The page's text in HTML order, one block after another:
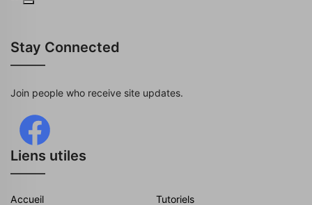
Stay Connected
Join people who receive site updates.
Liens utiles
Accueil
Tutoriels